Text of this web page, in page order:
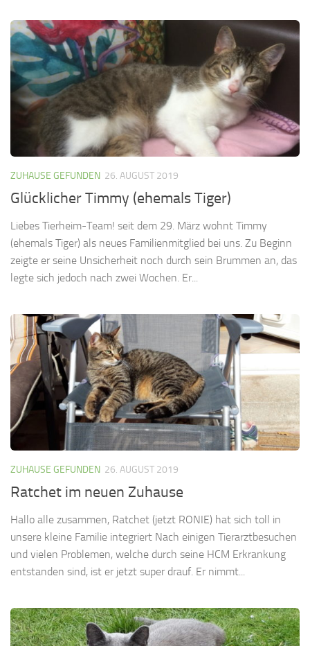
ZUHAUSE GEFUNDEN 26. AUGUST 2019
Glücklicher Timmy (ehemals Tiger)
Liebes Tierheim-Team! seit dem 29. März wohnt Timmy
(ehemals Tiger) als neues Familienmitglied bei uns. Zu Beginn
zeigte er seine Unsicherheit noch durch sein Brummen an, das
legte sich jedoch nach zwei Wochen. Er...
ZUHAUSE GEFUNDEN 26. AUGUST 2019
Ratchet im neuen Zuhause
Hallo alle zusammen, Ratchet (jetzt RONIE) hat sich toll in
unsere kleine Familie integriert Nach einigen Tierarztbesuchen
und vielen Problemen, welche durch seine HCM Erkrankung
entstanden sind, ist er jetzt super drauf. Er nimmt...